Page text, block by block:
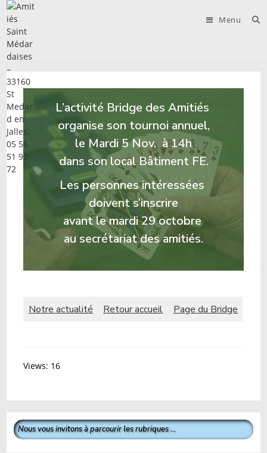
Skip
content
Menu
L’activité Bridge des Amitiés
organise son tournoi annuel,
le Mardi 5 Nov. à 14h
dans son local Bâtiment FE.
Les personnes intéressées
doivent s’inscrire
avant le mardi 29 octobre
au secrétariat des amitiés.
Notre actualité Retour accueil Page du Bridge
Views: 16
Nous vous invitons à parcourir les rubriques ...